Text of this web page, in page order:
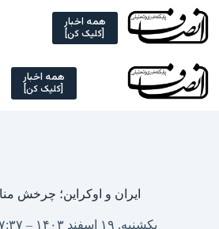
Skip
content
همه اخبار
[کلیک کن]
همه اخبار
[کلیک کن]
ایران و اوکراین؛ چرخش
یکشنبه, ۱۹ اسفند ۱۴۰۳ – ۱۷:۳۷